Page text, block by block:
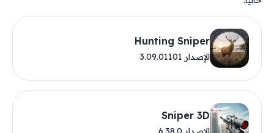
Hunting Sniper
الإصدار 3.09.01101
Sniper 3D